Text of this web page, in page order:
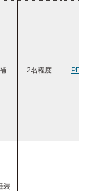
2名程度
装